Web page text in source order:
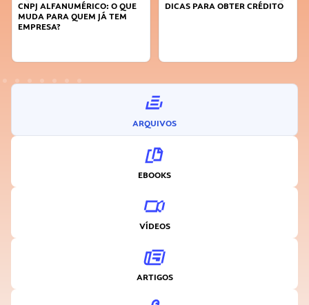
CNPJ ALFANUMÉRICO: O QUE
MUDA PARA QUEM JÁ TEM
EMPRESA?
DICAS PARA OBTER CRÉDITO
ARQUIVOS
EBOOKS
VÍDEOS
ARTIGOS